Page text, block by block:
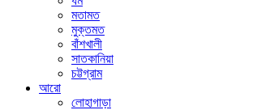
মতামত
মুক্তমত
বাঁশখালী
সাতকানিয়া
চট্টগ্রাম
আরো
লোহাগাড়া